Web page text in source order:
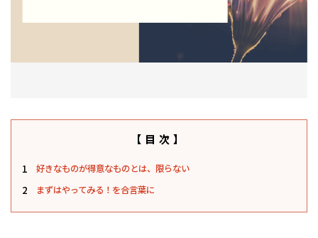
【目次】
1 好きなものが得意なものとは、限らない
2 まずはやってみる！を合言葉に